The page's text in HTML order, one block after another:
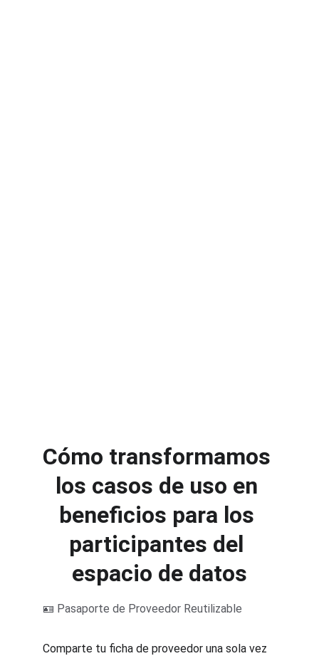
Cómo transformamos
los casos de uso en
beneficios para los
participantes del
espacio de datos
🪪 Pasaporte de Proveedor Reutilizable
Comparte tu ficha de proveedor una sola vez